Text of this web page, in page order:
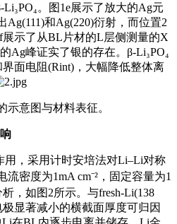
Li₃PO₄。图1e展示了放大的Ag元
和Ag(220)衍射，而位置2
展示了从BL片材的L层侧测量的X
Ag峰证实了银的存在。β-Li₃PO₄
面电阻(Rint)，大幅降低整体离
示意图与材料表征。
用，采用计时安培法对Li–Li对称
密度为1mA cm⁻²，固定容量为1
，如图2所示。与fresh-Li(138
显著减小的横截面厚度可归因